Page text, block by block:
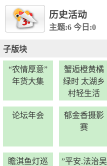
历史活动
主题:6 今日:0
子版块
“农情厚意”
年货大集
蟹逅橙黄橘
绿时 太湖乡
村轻生活
论坛年会
郁金香摄影
赛
瞻淇鱼灯巡
”平安.法治吴